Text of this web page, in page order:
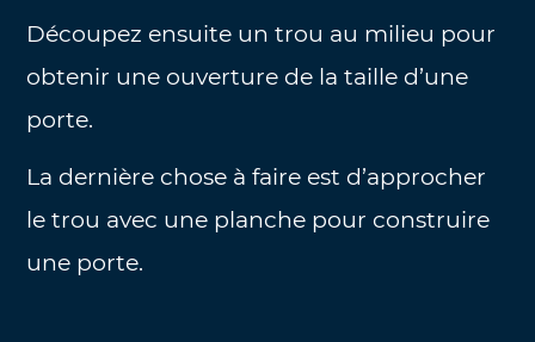
Découpez ensuite un trou au milieu pour
obtenir une ouverture de la taille d’une
porte.
La dernière chose à faire est d’approcher
le trou avec une planche pour construire
une porte.